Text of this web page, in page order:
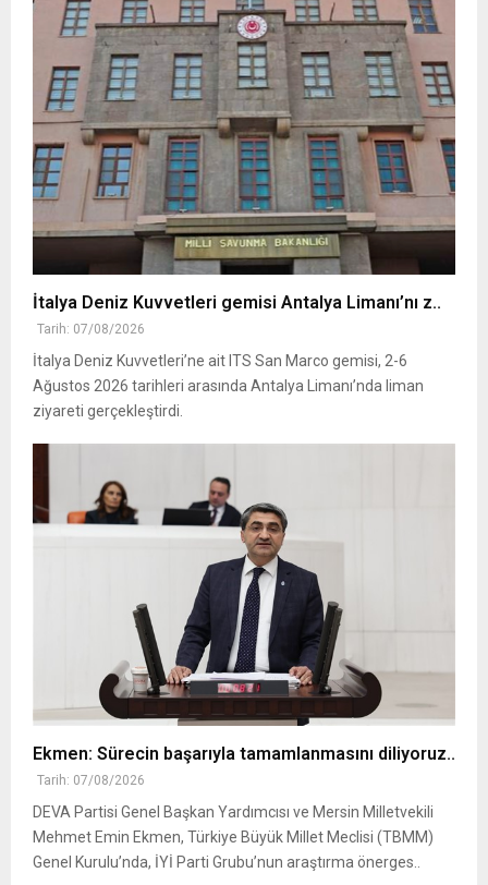
İtalya Deniz Kuvvetleri gemisi Antalya Limanı’nı z..
Tarih: 07/08/2026
İtalya Deniz Kuvvetleri’ne ait ITS San Marco gemisi, 2-6
Ağustos 2026 tarihleri arasında Antalya Limanı’nda liman
ziyareti gerçekleştirdi.
Ekmen: Sürecin başarıyla tamamlanmasını diliyoruz..
Tarih: 07/08/2026
DEVA Partisi Genel Başkan Yardımcısı ve Mersin Milletvekili
Mehmet Emin Ekmen, Türkiye Büyük Millet Meclisi (TBMM)
Genel Kurulu’nda, İYİ Parti Grubu’nun araştırma önerges..